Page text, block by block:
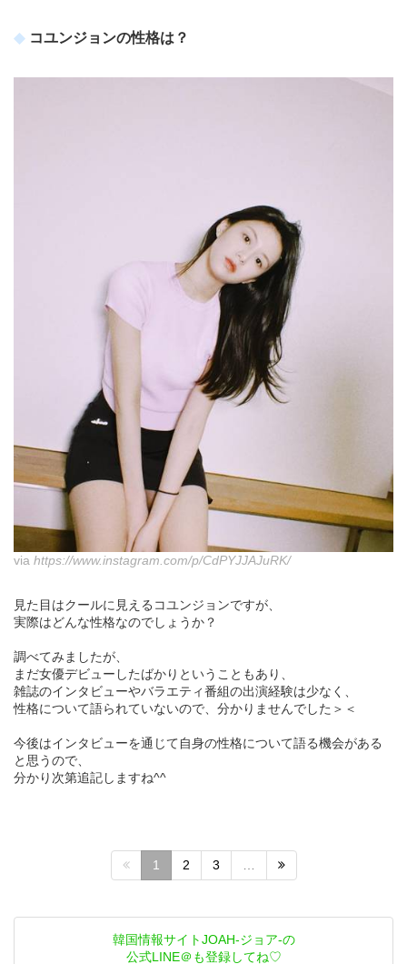
コユンジョンの性格は？
via https://www.instagram.com/p/CdPYJJAJuRK/
見た目はクールに見えるコユンジョンですが、
実際はどんな性格なのでしょうか？
調べてみましたが、
まだ女優デビューしたばかりということもあり、
雑誌のインタビューやバラエティ番組の出演経験は少なく、
性格について語られていないので、分かりませんでした＞＜
今後はインタビューを通じて自身の性格について語る機会がある
と思うので、
分かり次第追記しますね^^
1 2 3
韓国情報サイトJOAH-ジョア-の
公式LINE＠も登録してね♡